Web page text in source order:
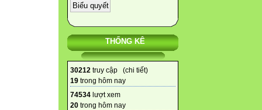
THỐNG KÊ
30212 truy cập (chi tiết)
19 trong hôm nay
74534 lượt xem
20 trong hôm nay